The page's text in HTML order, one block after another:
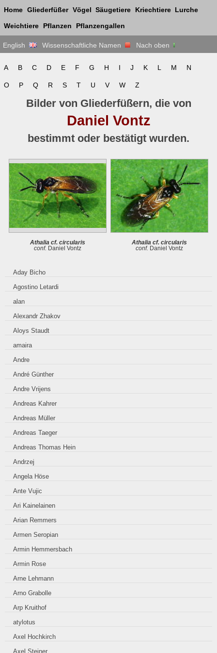
Home Gliederfüßer Vögel Säugetiere Kriechtiere Lurche
Weichtiere Pflanzen Pflanzengallen
English Wissenschaftliche Namen Nach oben
A B C D E F G H I J K L M N
O P Q R S T U V W Z
Bilder von Gliederfüßern, die von
Daniel Vontz
bestimmt oder bestätigt wurden.
Athalia cf. circularis
conf. Daniel Vontz
Athalia cf. circularis
conf. Daniel Vontz
Aday Bicho
Agostino Letardi
alan
Alexandr Zhakov
Aloys Staudt
amaira
Andre
André Günther
Andre Vrijens
Andreas Kahrer
Andreas Müller
Andreas Taeger
Andreas Thomas Hein
Andrzej
Angela Höse
Ante Vujic
Ari Kainelainen
Arian Remmers
Armen Seropian
Armin Hemmersbach
Armin Rose
Arne Lehmann
Arno Grabolle
Arp Kruithof
atylotus
Axel Hochkirch
Axel Steiner